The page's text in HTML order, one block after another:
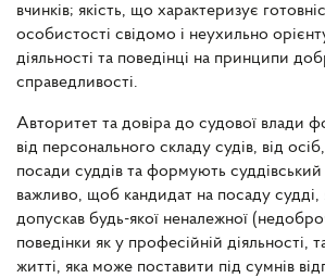
вчинків; якість, що характеризує
особистості свідомо і неухильно
діяльності та поведінці на принципи
справедливості.
Авторитет та довіра до судової влади
від персонального складу судів, від
посади суддів та формують
важливо, щоб кандидат на посаду судді,
допускав будь-якої неналежної
поведінки як у професійній діяльності,
житті, яка може поставити під сумнів